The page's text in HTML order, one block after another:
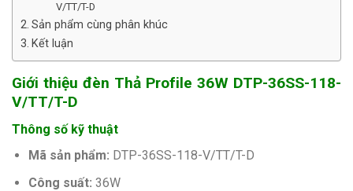
V/TT/T-D
Sản phẩm cùng phân khúc
Kết luận
Giới thiệu đèn Thả Profile 36W DTP-36SS-118-
V/TT/T-D
Thông số kỹ thuật
Mã sản phẩm: DTP-36SS-118-V/TT/T-D
Công suất: 36W